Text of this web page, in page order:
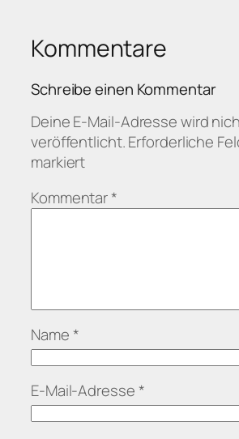
Kommentare
Schreibe einen Kommentar
Deine E-Mail-Adresse wird
veröffentlicht.Erforderliche
markiert
Kommentar*
Name *
E-Mail-Adresse *